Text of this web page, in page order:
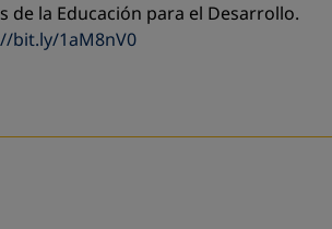
de la Educación para el Desarrollo.
bit.ly/1aM8nV0